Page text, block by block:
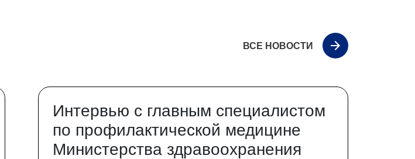
ВСЕ НОВОСТИ
Интервью с главным специалистом
по профилактической медицине
Министерства здравоохранения